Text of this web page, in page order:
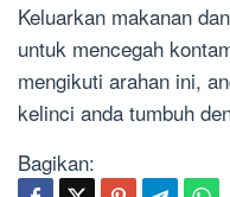
Keluarkan makanan
untuk mencegah
mengikuti arahan ini,
kelinci anda tumbuh
Bagikan: